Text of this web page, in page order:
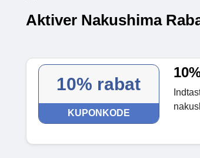
Aktiver Nakushima
10% rabat
KUPONKODE